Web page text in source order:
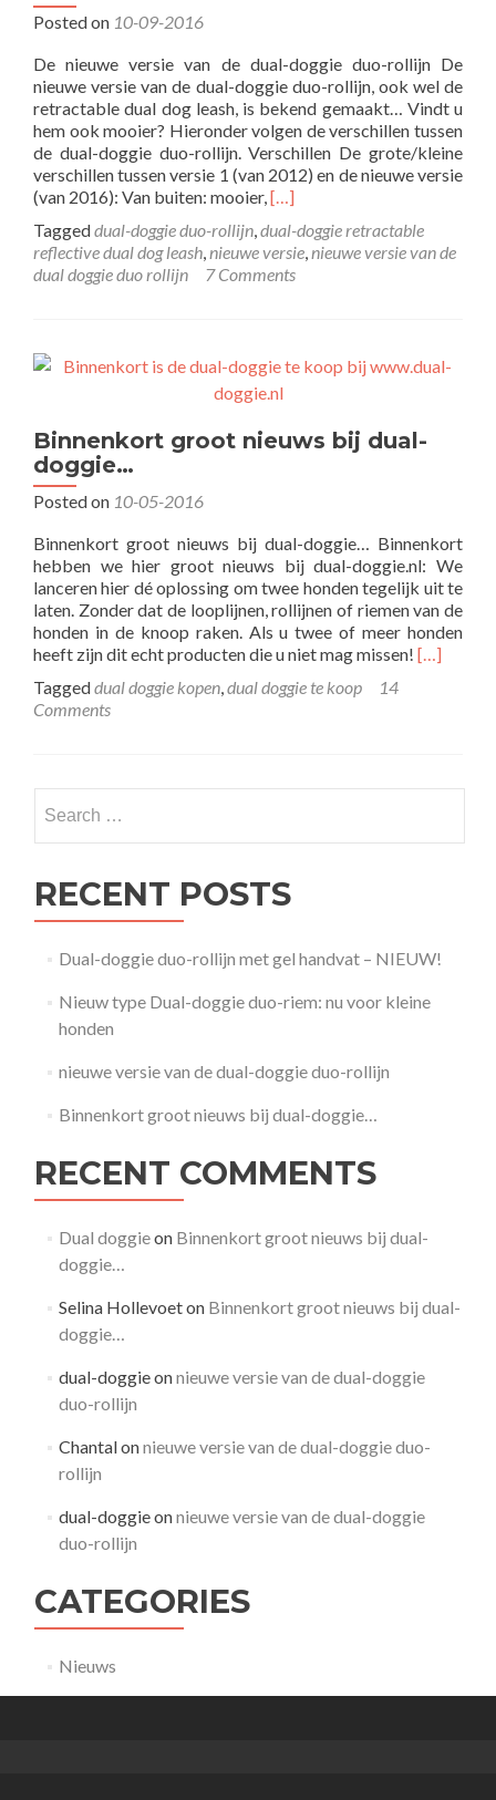
Posted on 10-09-2016
De nieuwe versie van de dual-doggie duo-rollijn De
nieuwe versie van de dual-doggie duo-rollijn, ook wel de
retractable dual dog leash, is bekend gemaakt… Vindt u
hem ook mooier? Hieronder volgen de verschillen tussen
de dual-doggie duo-rollijn. Verschillen De grote/kleine
verschillen tussen versie 1 (van 2012) en de nieuwe versie
(van 2016): Van buiten: mooier,Read
about
nieuwe
versie
doggie
duo-
[…]
Taggeddual-doggie duo-rollijn,dual-doggie retractable
reflective dual dog leash,nieuwe versie,nieuwe versie van de
dual doggie duo rollijn
7 Comments
Binnenkort groot nieuws bij dual-
doggie…
Posted on 10-05-2016
Binnenkort groot nieuws bij dual-doggie… Binnenkort
hebben we hier groot nieuws bij dual-doggie.nl: We
lanceren hier dé oplossing om twee honden tegelijk uit te
laten. Zonder dat de looplijnen, rollijnen of riemen van de
honden in de knoop raken. Als u twee of meer honden
heeft zijn dit echt producten die u niet mag missen! Read
bij
[…]
Taggeddual doggie kopen,dual doggie te koop
14
Comments
for:
RECENT POSTS
Dual-doggie duo-rollijn met gel handvat – NIEUW!
Nieuw type Dual-doggie duo-riem: nu voor kleine
honden
nieuwe versie van de dual-doggie duo-rollijn
Binnenkort groot nieuws bij dual-doggie…
RECENT COMMENTS
Dual doggieon Binnenkort groot nieuws bij dual-
doggie…
Selina Hollevoeton Binnenkort groot nieuws bij dual-
doggie…
dual-doggieonnieuwe versie van de dual-doggie
duo-rollijn
Chantalonnieuwe versie van de dual-doggie duo-
rollijn
dual-doggieonnieuwe versie van de dual-doggie
duo-rollijn
CATEGORIES
Nieuws